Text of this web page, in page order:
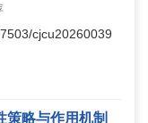
cjcu20260039
策略与作用机制